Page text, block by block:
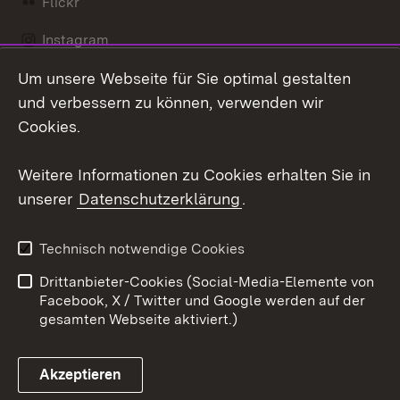
Instagram
Social Wall
Link zum Landesportal
Barrierefreiheit
Benutzungshinweise
Impressum
Cookies
Um unsere Webseite für Sie optimal gestalten
und verbessern zu können, verwenden wir
Cookies.
Weitere Informationen zu Cookies erhalten Sie in
unserer Datenschutzerklärung.
Technisch notwendige Cookies
Drittanbieter-Cookies (Social-Media-Elemente von
Facebook, X / Twitter und Google werden auf der
gesamten Webseite aktiviert.)
Akzeptieren